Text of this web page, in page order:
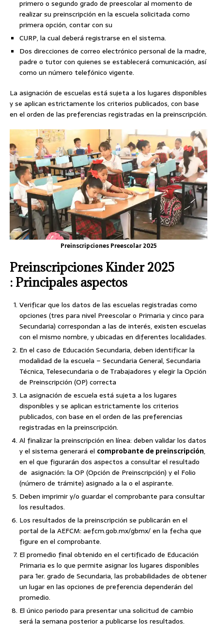
primero o segundo grado de preescolar al momento de
realizar su preinscripción en la escuela solicitada como
primera opción, contar con su
CURP, la cual deberá registrarse en el sistema.
Dos direcciones de correo electrónico personal de la madre,
padre o tutor con quienes se establecerá comunicación, así
como un número telefónico vigente.
La asignación de escuelas está sujeta a los lugares disponibles
y se aplican estrictamente los criterios publicados, con base
en el orden de las preferencias registradas en la preinscripción.
Preinscripciones Preescolar 2025
Preinscripciones Kinder 2025
: Principales aspectos
Verificar que los datos de las escuelas registradas como
opciones (tres para nivel Preescolar o Primaria y cinco para
Secundaria) correspondan a las de interés, existen escuelas
con el mismo nombre, y ubicadas en diferentes localidades.
En el caso de Educación Secundaria, deben identificar la
modalidad de la escuela – Secundaria General, Secundaria
Técnica, Telesecundaria o de Trabajadores y elegir la Opción
de Preinscripción (OP) correcta
La asignación de escuela está sujeta a los lugares
disponibles y se aplican estrictamente los criterios
publicados, con base en el orden de las preferencias
registradas en la preinscripción.
Al finalizar la preinscripción en línea: deben validar los datos
y el sistema generará el comprobante de preinscripción,
en el que figurarán dos aspectos a consultar el resultado
de asignación: la OP (Opción de Preinscripción) y el Folio
(número de trámite) asignado a la o el aspirante.
Deben imprimir y/o guardar el comprobante para consultar
los resultados.
Los resultados de la preinscripción se publicarán en el
portal de la AEFCM: aefcm.gob.mx/gbmx/ en la fecha que
figure en el comprobante.
El promedio final obtenido en el certificado de Educación
Primaria es lo que permite asignar los lugares disponibles
para 1er. grado de Secundaria, las probabilidades de obtener
un lugar en las opciones de preferencia dependerán del
promedio.
El único periodo para presentar una solicitud de cambio
será la semana posterior a publicarse los resultados.